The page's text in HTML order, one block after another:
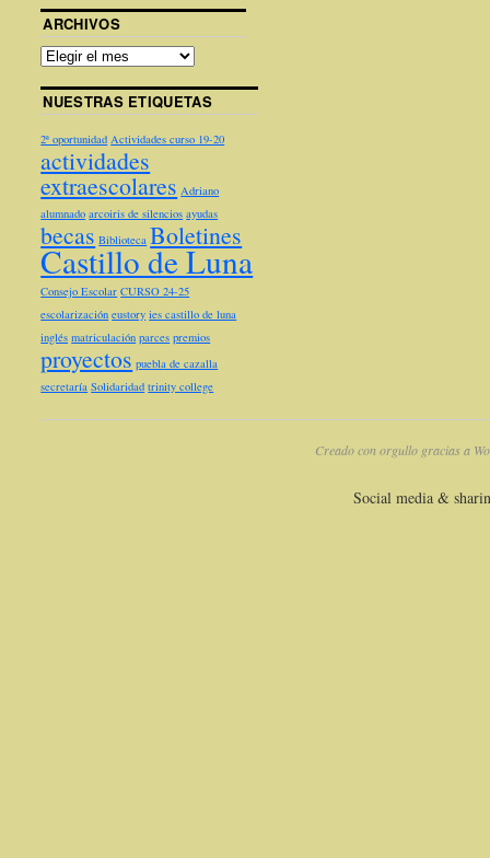
ARCHIVOS
NUESTRAS ETIQUETAS
2ª oportunidad Actividades curso 19-20
actividades
extraescolares Adriano
alumnado arcoiris de silencios ayudas
becas Biblioteca Boletines
Castillo de Luna
Consejo Escolar CURSO 24-25
escolarización eustory ies castillo de luna
inglés matriculación parces premios
proyectos puebla de cazalla
secretaría Solidaridad trinity college
Creado con orgullo gracias a
Social media &